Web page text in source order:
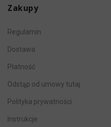
Zakupy
Regulamin
Dostawa
Płatność
Odstąp od umowy tutaj
Polityka prywatności
Instrukcje